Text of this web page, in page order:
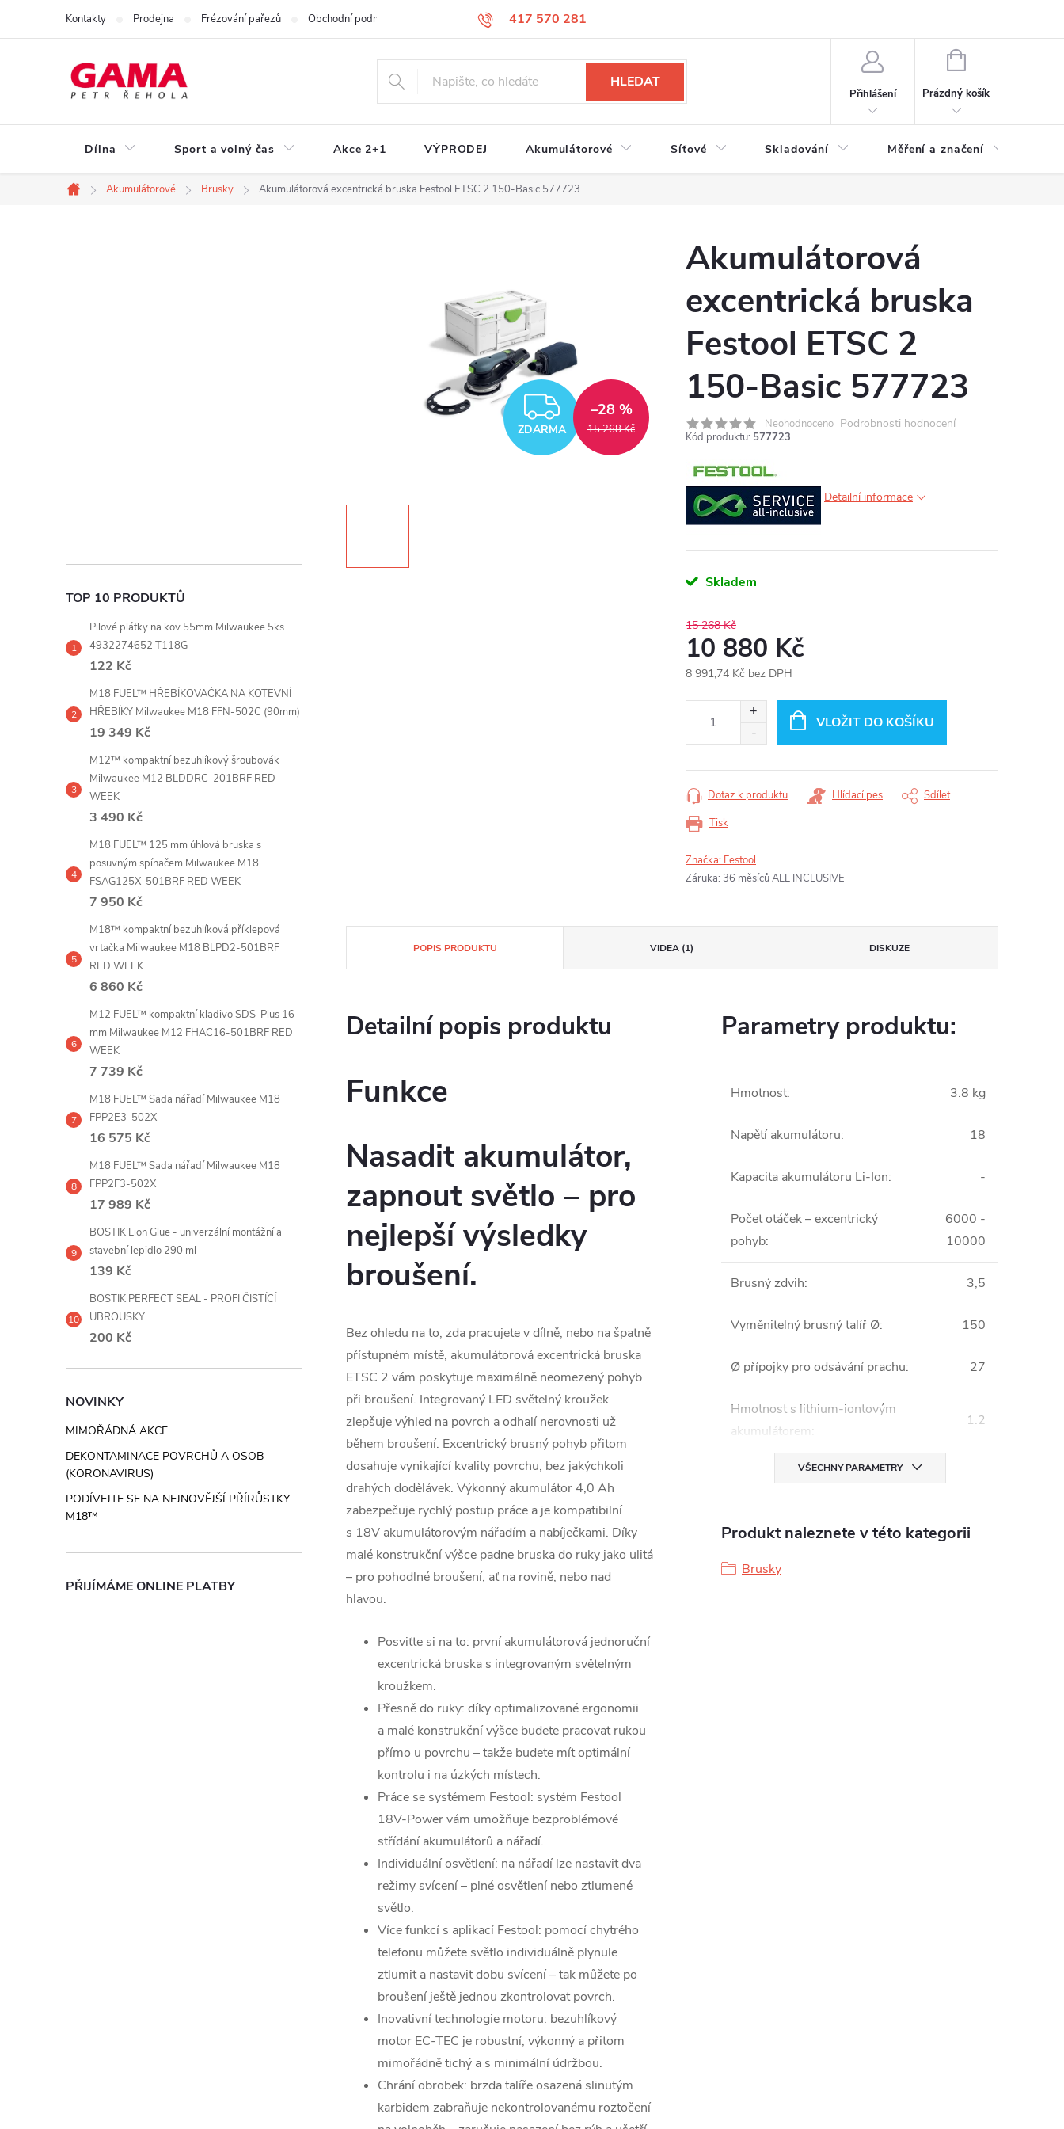
417 570 281
Kontakty Prodejna Frézování pařezů Obchodní podmínky Podmínky ochrany osobních údajů
HLEDAT
Přihlášení
NÁKUPNÍ
Prázdný košík
Dílna Sport a volný čas Akce 2+1 VÝPRODEJ Akumulátorové Síťové Skladování Měření a značení
Domů
Akumulátorové Brusky Akumulátorová excentrická bruska Festool ETSC 2 150-Basic 577723
í
p
a
e
l
TOP 10 PRODUKTŮ
Pilové plátky na kov 55mm Milwaukee 5ks
4932274652 T118G
122 Kč
M18 FUEL™ HŘEBÍKOVAČKA NA KOTEVNÍ
HŘEBÍKY Milwaukee M18 FFN-502C (90mm)
19 349 Kč
M12™ kompaktní bezuhlíkový šroubovák
Milwaukee M12 BLDDRC-201BRF RED
WEEK
3 490 Kč
M18 FUEL™ 125 mm úhlová bruska s
posuvným spínačem Milwaukee M18
FSAG125X-501BRF RED WEEK
7 950 Kč
M18™ kompaktní bezuhlíková příklepová
vrtačka Milwaukee M18 BLPD2-501BRF
RED WEEK
6 860 Kč
M12 FUEL™ kompaktní kladivo SDS-Plus 16
mm Milwaukee M12 FHAC16-501BRF RED
WEEK
7 739 Kč
M18 FUEL™ Sada nářadí Milwaukee M18
FPP2E3-502X
16 575 Kč
M18 FUEL™ Sada nářadí Milwaukee M18
FPP2F3-502X
17 989 Kč
BOSTIK Lion Glue - univerzální montážní a
stavební lepidlo 290 ml
139 Kč
BOSTIK PERFECT SEAL - PROFI ČISTÍCÍ
UBROUSKY
200 Kč
NOVINKY
MIMOŘÁDNÁ AKCE
DEKONTAMINACE POVRCHŮ A OSOB
(KORONAVIRUS)
PODÍVEJTE SE NA NEJNOVĚJŠÍ PŘÍRŮSTKY
M18™
PŘIJÍMÁME ONLINE PLATBY
ZDARMA
ZDARMA 15 268 Kč
–28 %
Akumulátorová
excentrická bruska
Festool ETSC 2
150-Basic 577723
Neohodnoceno Podrobnosti hodnocení
Kód produktu: 577723
Detailní informace
Skladem
15 268 Kč
10 880 Kč
8 991,74 Kč bez DPH
VLOŽIT DO KOŠÍKU
Tisk
Dotaz k produktu Hlídací pes Sdílet
Značka: Festool
Záruka: 36 měsíců ALL INCLUSIVE
POPIS PRODUKTU VIDEA (1) DISKUZE
Detailní popis produktu
Funkce
Nasadit akumulátor,
zapnout světlo – pro
nejlepší výsledky
broušení.
Bez ohledu na to, zda pracujete v dílně, nebo na špatně
přístupném místě, akumulátorová excentrická bruska
ETSC 2 vám poskytuje maximálně neomezený pohyb
při broušení. Integrovaný LED světelný kroužek
zlepšuje výhled na povrch a odhalí nerovnosti už
během broušení. Excentrický brusný pohyb přitom
dosahuje vynikající kvality povrchu, bez jakýchkoli
drahých dodělávek. Výkonný akumulátor 4,0 Ah
zabezpečuje rychlý postup práce a je kompatibilní
s 18V akumulátorovým nářadím a nabíječkami. Díky
malé konstrukční výšce padne bruska do ruky jako ulitá
– pro pohodlné broušení, ať na rovině, nebo nad
hlavou.
Posviťte si na to: první akumulátorová jednoruční
excentrická bruska s integrovaným světelným
kroužkem.
Přesně do ruky: díky optimalizované ergonomii
a malé konstrukční výšce budete pracovat rukou
přímo u povrchu – takže budete mít optimální
kontrolu i na úzkých místech.
Práce se systémem Festool: systém Festool
18V-Power vám umožňuje bezproblémové
střídání akumulátorů a nářadí.
Individuální osvětlení: na nářadí lze nastavit dva
režimy svícení – plné osvětlení nebo ztlumené
světlo.
Více funkcí s aplikací Festool: pomocí chytrého
telefonu můžete světlo individuálně plynule
ztlumit a nastavit dobu svícení – tak můžete po
broušení ještě jednou zkontrolovat povrch.
Inovativní technologie motoru: bezuhlíkový
motor EC-TEC je robustní, výkonný a přitom
mimořádně tichý a s minimální údržbou.
Chrání obrobek: brzda talíře osazená slinutým
karbidem zabraňuje nekontrolovanému roztočení
Parametry produktu:
Hmotnost: 3.8 kg
Napětí akumulátoru: 18
Kapacita akumulátoru Li-Ion: -
Počet otáček – excentrický
pohyb:
6000 -
10000
Brusný zdvih: 3,5
Vyměnitelný brusný talíř Ø: 150
Ø přípojky pro odsávání prachu: 27
Hmotnost s lithium-iontovým
akumulátorem:
1.2
VŠECHNY PARAMETRY
Produkt naleznete v této kategorii
Brusky